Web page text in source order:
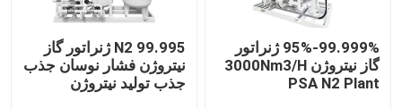
95%-99.999% ژنراتور
گاز نیتروژن 3000Nm3/H
PSA N2 Plant
99.995 N2 ژنراتور گاز
نیتروژن فشار نوسان جذب
جذب تولید نیتروژن